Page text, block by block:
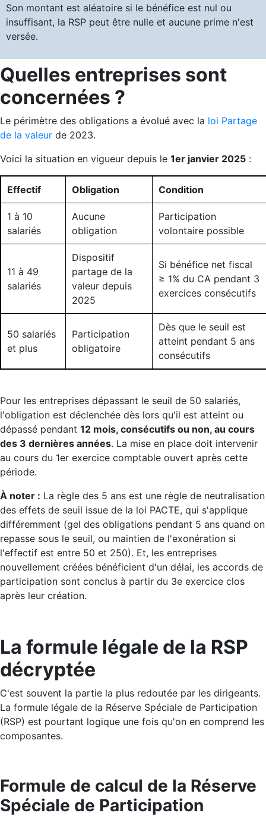
Son montant est aléatoire si le bénéfice est nul ou
insuffisant, la RSP peut être nulle et aucune prime n'est
versée.
Quelles entreprises sont
concernées ?
Le périmètre des obligations a évolué avec la loi Partage
de la valeur de 2023.
Voici la situation en vigueur depuis le 1er janvier 2025 :
Effectif Obligation Condition
1 à 10
salariés
Aucune
obligation
Participation
volontaire possible
11 à 49
salariés
Dispositif
partage de la
valeur depuis
2025
Si bénéfice net fiscal
≥ 1% du CA pendant 3
exercices consécutifs
50 salariés
et plus
Participation
obligatoire
Dès que le seuil est
atteint pendant 5 ans
consécutifs
Pour les entreprises dépassant le seuil de 50 salariés,
l'obligation est déclenchée dès lors qu'il est atteint ou
dépassé pendant 12 mois, consécutifs ou non, au cours
des 3 dernières années. La mise en place doit intervenir
au cours du 1er exercice comptable ouvert après cette
période.
À noter : La règle des 5 ans est une règle de neutralisation
des effets de seuil issue de la loi PACTE, qui s'applique
différemment (gel des obligations pendant 5 ans quand on
repasse sous le seuil, ou maintien de l'exonération si
l'effectif est entre 50 et 250). Et, les entreprises
nouvellement créées bénéficient d'un délai, les accords de
participation sont conclus à partir du 3e exercice clos
après leur création.
La formule légale de la RSP
décryptée
C'est souvent la partie la plus redoutée par les dirigeants.
La formule légale de la Réserve Spéciale de Participation
(RSP) est pourtant logique une fois qu'on en comprend les
composantes.
Formule de calcul de la Réserve
Spéciale de Participation